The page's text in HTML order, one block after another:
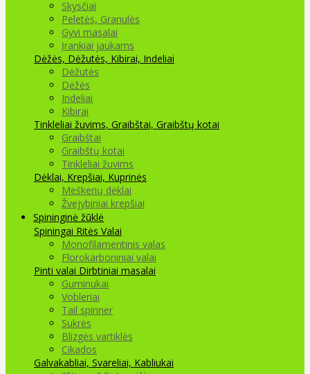
Skysčiai
Peletės, Granulės
Gyvi masalai
Įrankiai jaukams
Dėžės, Dėžutės, Kibirai, Indeliai
Dėžutės
Dėžės
Indeliai
Kibirai
Tinkleliai žuvims, Graibštai, Graibštų kotai
Graibštai
Graibštų kotai
Tinkleliai žuvims
Dėklai, Krepšiai, Kuprinės
Meškerių dėklai
Žvejybiniai krepšiai
Spininginė žūklė
Spiningai Ritės Valai
Monofilamentinis valas
Florokarboniniai valai
Pinti valai Dirbtiniai masalai
Guminukai
Vobleriai
Tail spinner
Sukrės
Blizgės vartiklės
Cikados
Galvakabliai, Svareliai, Kabliukai